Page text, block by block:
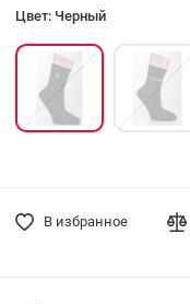
Цвет: Черный
В избранное